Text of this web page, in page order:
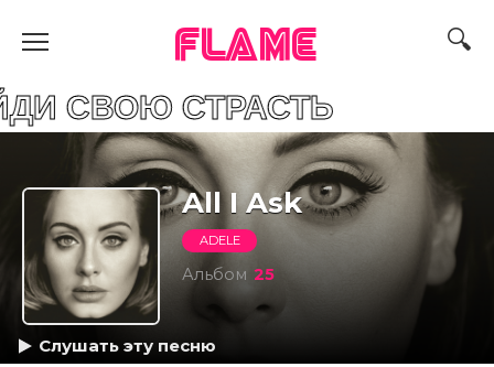
FLAME
СТРАСТЬ
All I Ask
ADELE
Альбом 25
Слушать эту песню